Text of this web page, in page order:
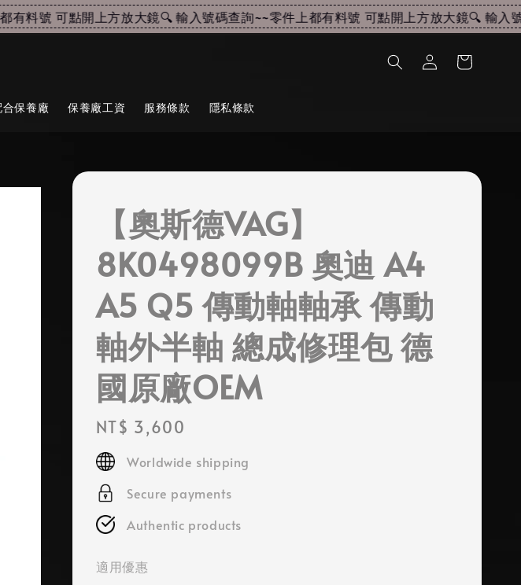
料號 可點開上方放大鏡🔍 輸入號碼查詢~~零件上都有料號 可點開上方放大鏡🔍 輸入號
合保養廠 保養廠工資 服務條款 隱私條款
【奧斯德VAG】
8K0498099B 奧迪 A4
A5 Q5 傳動軸軸承 傳動
軸外半軸 總成修理包 德
國原廠OEM
Regular
price
NT$ 3,600
Worldwide shipping
Secure payments
Authentic products
適用優惠